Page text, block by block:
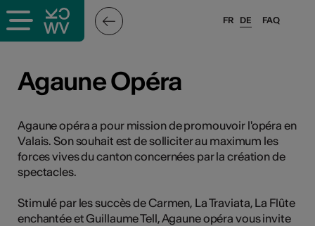
FAQ
FR DE
Agaune Opéra
Agaune opéra a pour mission de promouvoir l'opéra en
Valais. Son souhait est de solliciter au maximum les
forces vives du canton concernées par la création de
spectacles.
Stimulé par les succès de Carmen, La Traviata, La Flûte
enchantée et Guillaume Tell, Agaune opéra vous invite